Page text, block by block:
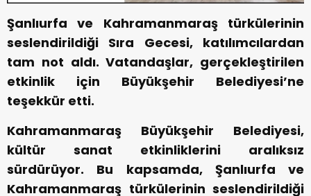
Şanlıurfa ve Kahramanmaraş türkülerinin
seslendirildiği Sıra Gecesi, katılımcılardan
tam not aldı. Vatandaşlar, gerçekleştirilen
etkinlik için Büyükşehir Belediyesi’ne
teşekkür etti.
Kahramanmaraş Büyükşehir Belediyesi,
kültür sanat etkinliklerini aralıksız
sürdürüyor. Bu kapsamda, Şanlıurfa ve
Kahramanmaraş türkülerinin seslendirildiği